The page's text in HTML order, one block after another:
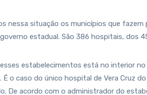
nessa situação os municípios que
estadual. São 386 hospitais, dos
estabelecimentos está no interior
É o caso do único hospital de Vera Cruz
De acordo com o administrador do